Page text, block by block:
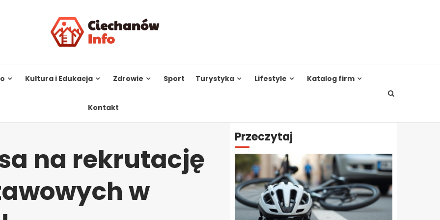
Kultura i Edukacja Zdrowie Sport Turystyka Lifestyle Katalog firm
Kontakt
na rekrutację
w
Przeczytaj